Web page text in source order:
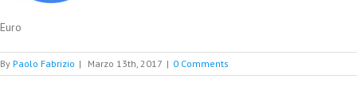
Euro
By Paolo Fabrizio | Marzo 13th, 2017 | 0 Comments